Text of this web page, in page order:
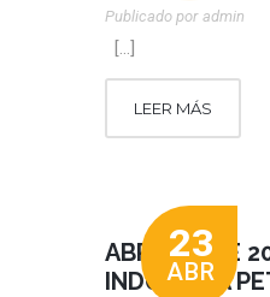
Publicado por Admin
[…]
LEER MÁS
23
ABR
ABRIL 23 DE
INDUSTRIA